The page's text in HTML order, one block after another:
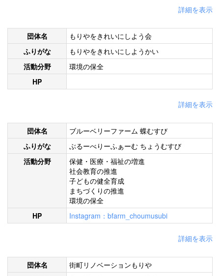
詳細を表示
団体名
もりやをきれいにしよう会
ふりがな
もりやをきれいにしようかい
活動分野
環境の保全
HP
詳細を表示
団体名
ブルーベリーファーム 蝶むすび
ふりがな
ぶるーべりーふぁーむ ちょうむすび
活動分野
保健・医療・福祉の増進
社会教育の推進
子どもの健全育成
まちづくりの推進
環境の保全
HP
Instagram：bfarm_choumusubi
詳細を表示
団体名
街町リノベーションもりや